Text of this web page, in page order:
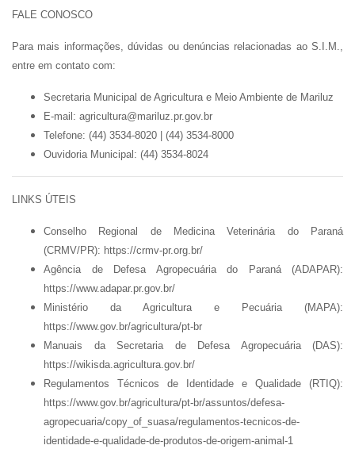
FALE CONOSCO
Para mais informações, dúvidas ou denúncias relacionadas ao S.I.M.,
entre em contato com:
Secretaria Municipal de Agricultura e Meio Ambiente de Mariluz
E-mail: agricultura@mariluz.pr.gov.br
Telefone: (44) 3534-8020 | (44) 3534-8000
Ouvidoria Municipal: (44) 3534-8024
LINKS ÚTEIS
Conselho Regional de Medicina Veterinária do Paraná
(CRMV/PR): https://crmv-pr.org.br/
Agência de Defesa Agropecuária do Paraná (ADAPAR):
https://www.adapar.pr.gov.br/
Ministério da Agricultura e Pecuária (MAPA):
https://www.gov.br/agricultura/pt-br
Manuais da Secretaria de Defesa Agropecuária (DAS):
https://wikisda.agricultura.gov.br/
Regulamentos Técnicos de Identidade e Qualidade (RTIQ):
https://www.gov.br/agricultura/pt-br/assuntos/defesa-
agropecuaria/copy_of_suasa/regulamentos-tecnicos-de-
identidade-e-qualidade-de-produtos-de-origem-animal-1